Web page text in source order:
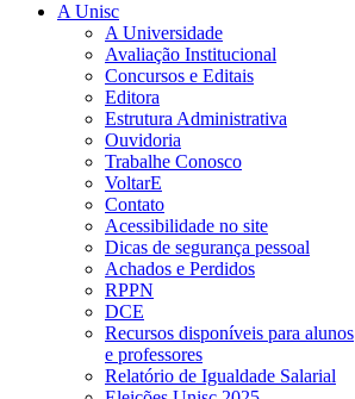
A Unisc
A Universidade
Avaliação Institucional
Concursos e Editais
Editora
Estrutura Administrativa
Ouvidoria
Trabalhe Conosco
VoltarE
Contato
Acessibilidade no site
Dicas de segurança pessoal
Achados e Perdidos
RPPN
DCE
Recursos disponíveis para alunos
e professores
Relatório de Igualdade Salarial